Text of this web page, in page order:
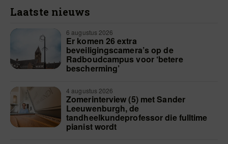
Laatste nieuws
6 augustus 2026
Er komen 26 extra
beveiligingscamera’s op de
Radboudcampus voor ‘betere
bescherming’
4 augustus 2026
Zomerinterview (5) met Sander
Leeuwenburgh, de
tandheelkundeprofessor die fulltime
pianist wordt